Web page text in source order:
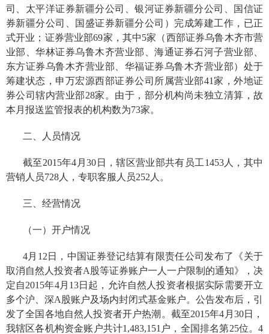
司、太平洋证券新疆分公司、银河证券新疆分公司、国信证
券新疆分公司、国盛证券新疆分公司）完成筹建工作，已正
式开业；证券营业部69家，其中5家（西部证券乌鲁木齐市营
业部、华林证券乌鲁木齐营业部、海通证券石河子营业部、
东方证券乌鲁木齐营业部、华福证券乌鲁木齐营业部）处于
筹建状态，申万宏源西部证券公司所属营业部41家，外地证
券公司辖内营业部28家。由于，部分机构尚未独立清算，故
本月报送监管报表的机构数为73家。
二、人员情况
截至2015年4月30日，辖区营业部共有员工1453人，其中
营销人员728人，专职客服人员252人。
三、经营情况
（一）开户情况
4月12日，中国证券登记结算有限责任公司发布了《关于
取消自然人投资者A股等证券账户一人一户限制的通知》，决
定自2015年4月13日起，允许自然人投资者根据实际需要开立
多个沪、深A股账户及场内封闭式基金账户。公告发布后，引
发了全国各地自然人投资者开户热潮。截至2015年4月30日，
我辖区各机构资金账户共计1,483,151户，全国排名第25位。4